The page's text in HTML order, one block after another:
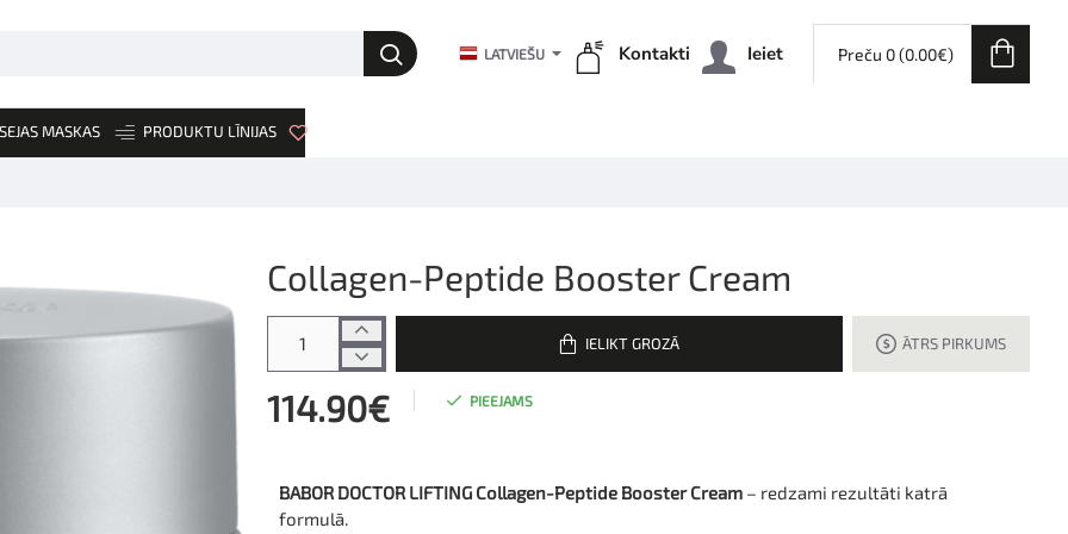
LATVIEŠU Kontakti Ieiet Preču 0 (0.00€)
SEJAS MASKAS PRODUKTU LĪNIJAS
Collagen-Peptide Booster Cream
114.90€ PIEEJAMS
IELIKT GROZĀ ĀTRS PIRKUMS
BABOR DOCTOR LIFTING Collagen-Peptide Booster Cream – redzami rezultāti katrā
formulā.